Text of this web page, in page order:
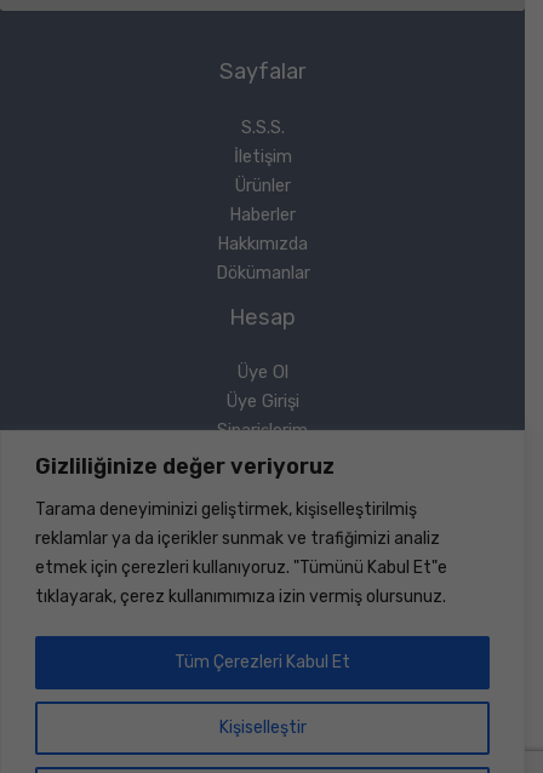
Gizliliğinize değer veriyoruz
Tarama deneyiminizi geliştirmek, kişiselleştirilmiş
reklamlar ya da içerikler sunmak ve trafiğimizi analiz
etmek için çerezleri kullanıyoruz. "Tümünü Kabul Et"e
tıklayarak, çerez kullanımımıza izin vermiş olursunuz.
Kişiselleştir
Tüm Çerezleri Kabul Et
Sayfalar
S.S.S.
İletişim
Ürünler
Haberler
Hakkımızda
Dökümanlar
Hesap
Üye Ol
Üye Girişi
Siparişlerim
Sipariş Takip
Yasal
Gizlilik Politikası
Copyright © 2026 Sinerji Rulman | Her Hakkı Saklıdır |